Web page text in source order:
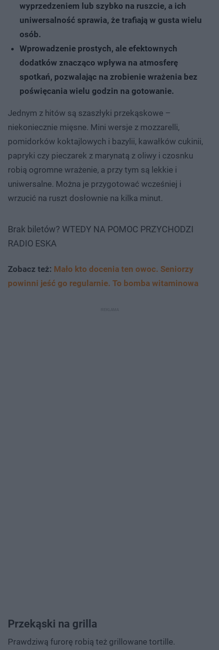
wyprzedzeniem lub szybko na ruszcie, a ich
uniwersalność sprawia, że trafiają w gusta wielu
osób.
Wprowadzenie prostych, ale efektownych
dodatków znacząco wpływa na atmosferę
spotkań, pozwalając na zrobienie wrażenia bez
poświęcania wielu godzin na gotowanie.
Jednym z hitów są szaszłyki przekąskowe –
niekoniecznie mięsne. Mini wersje z mozzarelli,
pomidorków koktajlowych i bazylii, kawałków cukinii,
papryki czy pieczarek z marynatą z oliwy i czosnku
robią ogromne wrażenie, a przy tym są lekkie i
uniwersalne. Można je przygotować wcześniej i
wrzucić na ruszt dosłownie na kilka minut.
Brak biletów? WTEDY NA POMOC PRZYCHODZI
RADIO ESKA
Zobacz też: Mało kto docenia ten owoc. Seniorzy
powinni jeść go regularnie. To bomba witaminowa
Przekąski na grilla
Prawdziwą furorę robią też grillowane tortille.